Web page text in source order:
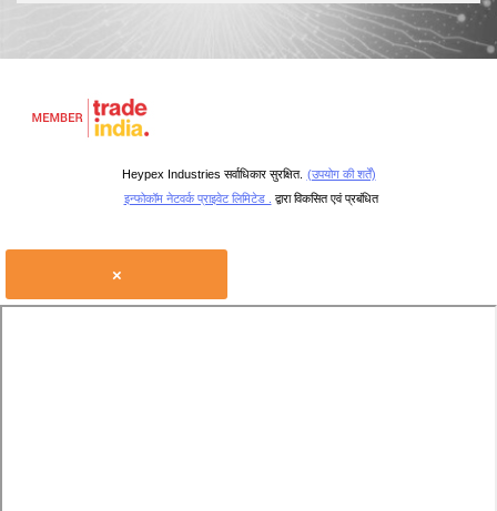
Heypex Industries सर्वाधिकार सुरक्षित. (उपयोग की शर्तें)
इन्फोकॉम नेटवर्क प्राइवेट लिमिटेड .
द्वारा विकसित एवं प्रबंधित
×